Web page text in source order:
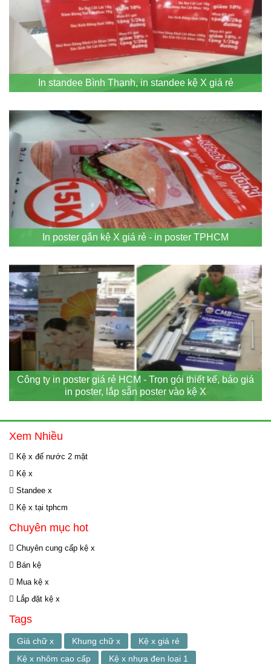
In standee Bình Thạnh, in standee kệ X giá rẻ
In poster gắn kệ X giá rẻ - in poster TPHCM
Công ty in poster giá rẻ HCM - Trọn gói thiết kế, báo giá
in poster, lắp sẵn poster vào kệ X
Xem Nhiều
Kệ x đế nước 2 mặt
Kệ x
Standee x
Kệ x tại tphcm
Chuyên mục hot
Chuyên cung cấp kệ x
Bán kệ
Mua kệ x
Lắp đặt kệ x
Tags
Giá chữ x Khung chữ x
Kệ x giá rẻ
Kệ x nhôm cao cấp
Kệ x nhựa đen loại 1